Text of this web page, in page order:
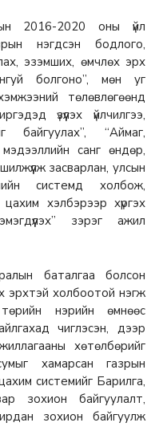
2016-2020 оны үйл
нэгдсэн бодлого,
эзэмших, өмчлөх эрх
болгоно”, мөн уг
төлөвлөгөөнд
үзүүлэх үйлчилгээ,
байгуулах”, “Аймаг,
санг өндөр,
засварлан, улсын
системд холбож,
цахим хэлбэрээр хүргэх
зэрэг ажил
баталгаа болсон
эрхтэй холбоотой нэгж
нэрийн өмнөөс
чиглэсэн, дээр
хөтөлбөрийг
хамарсан газрын
системийг Барилга,
зохион байгуулалт,
зохион байгуулж